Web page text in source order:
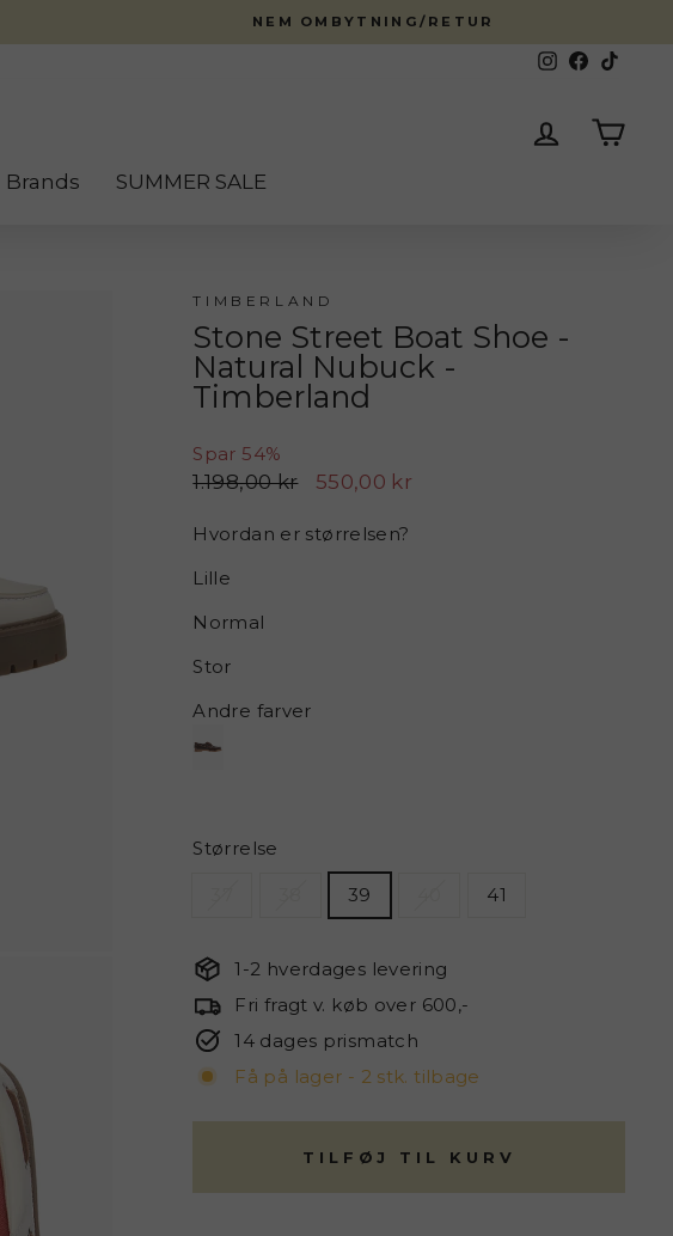
NEM OMBYTNING/RETUR
InstagramFacebook
Log ind
Brands SUMMER SALE
TIMBERLAND
Stone Street Boat Shoe -
Natural Nubuck -
Timberland
Spar 54%
Normalpris
1.198,00 kr Udsalgspris
550,00 kr
Hvordan er størrelsen?
Lille
Normal
Stor
Andre farver
Størrelse
39 41
1-2 hverdages levering
Fri fragt v. køb over 600,-
14 dages prismatch
Få på lager - 2 stk. tilbage
TILFØJ TIL KURV